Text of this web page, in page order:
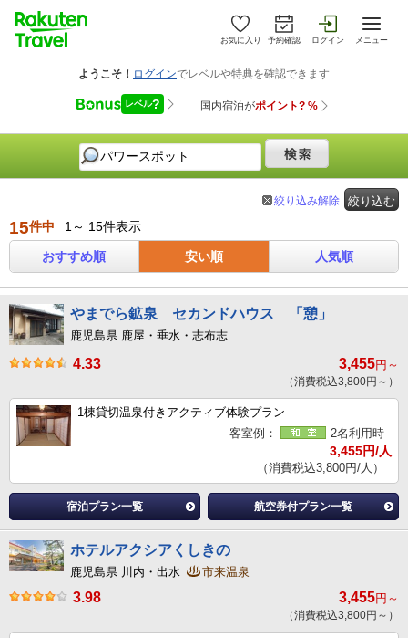
お気に入り 予約確認 ログイン メニュー
絞り込む
絞り込み解除
15件中 1～ 15件表示
おすすめ順 安い順 人気順
やまでら鉱泉 セカンドハウス 「憩」
鹿児島県 鹿屋・垂水・志布志
4.33 3,455円～
（消費税込3,800円～）
1棟貸切温泉付きアクティブ体験プラン
客室例：
2名利用時
3,455円/人
（消費税込3,800円/人）
宿泊プラン一覧 航空券付プラン一覧
ホテルアクシアくしきの
鹿児島県 川内・出水 市来温泉
3.98 3,455円～
（消費税込3,800円～）